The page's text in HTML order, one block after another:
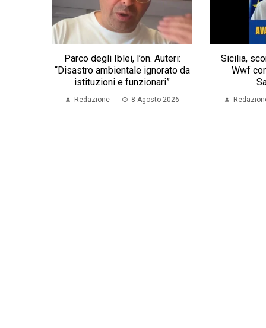
Parco degli Iblei, l’on. Auteri:
“Disastro ambientale ignorato da
istituzioni e funzionari”
Redazione 8 Agosto 2026
Sicilia,
Wwf